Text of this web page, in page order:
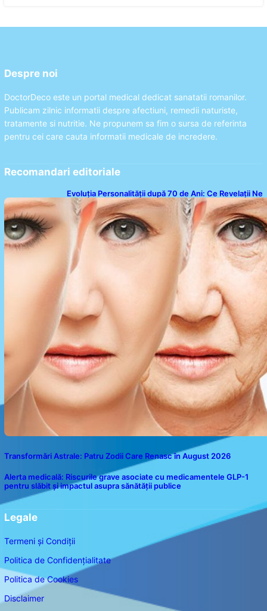
Despre noi
DoctorDeco este un portal medical dedicat sanatatii romanilor.
Publicam zilnic informatii despre afectiuni, remedii naturiste,
tratamente si nutritie. Ne propunem sa fim o sursa de referinta
pentru cei care cauta informatii medicale de incredere.
Recomandari editoriale
Evoluția Personalității după 70 de Ani: Ce Revelații Ne
Oferă Studiile Psihologice
Transformări Astrale: Patru Zodii Care Renasc în August 2026
Alerta medicală: Riscurile grave asociate cu medicamentele GLP-1
pentru slăbit și impactul asupra sănătății publice
Legale
Termeni și Condiții
Politica de Confidențialitate
Politica de Cookies
Disclaimer